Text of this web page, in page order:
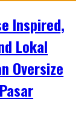
Inspired,
Lokal
Oversize